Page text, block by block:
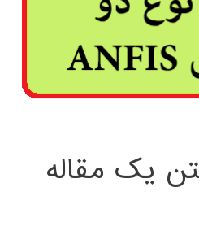
یک مقاله